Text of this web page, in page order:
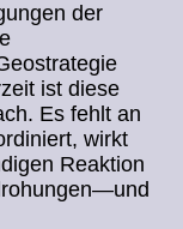
der
ist diese
Es fehlt an
wirkt
Reaktion